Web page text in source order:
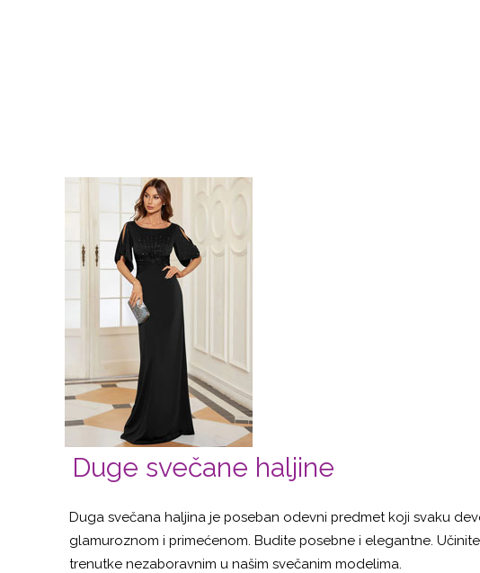
Duge svečane haljine
Duga svečana haljina je poseban odevni predmet koji svaku
glamuroznom i primećenom. Budite posebne i elegantne.
trenutke nezaboravnim u našim svečanim modelima.